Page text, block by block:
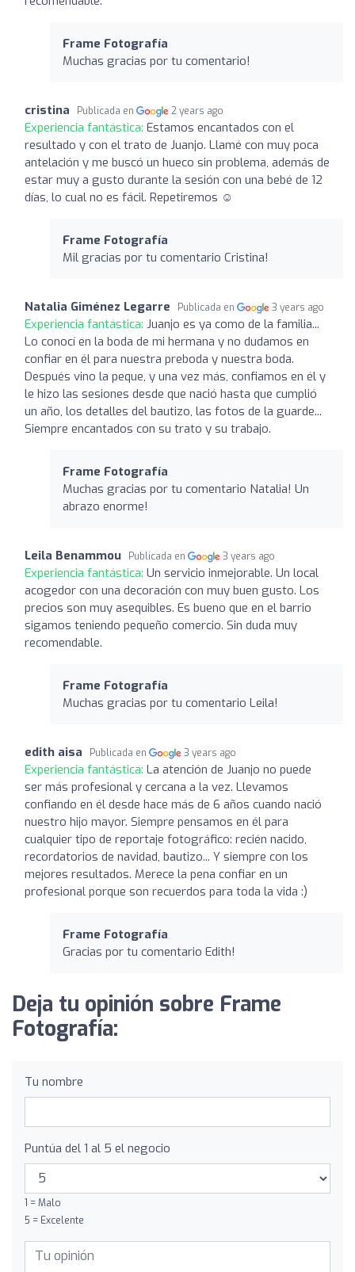
Frame Fotografía
Muchas gracias por tu comentario!
cristina Publicada en 2 years ago
Experiencia fantástica: Estamos encantados con el
resultado y con el trato de Juanjo. Llamé con muy poca
antelación y me buscó un hueco sin problema, además de
estar muy a gusto durante la sesión con una bebé de 12
días, lo cual no es fácil. Repetiremos ☺️
Frame Fotografía
Mil gracias por tu comentario Cristina!
Natalia Giménez Legarre Publicada en 3 years ago
Experiencia fantástica: Juanjo es ya como de la familia...
Lo conocí en la boda de mi hermana y no dudamos en
confiar en él para nuestra preboda y nuestra boda.
Después vino la peque, y una vez más, confiamos en él y
le hizo las sesiones desde que nació hasta que cumplió
un año, los detalles del bautizo, las fotos de la guarde...
Siempre encantados con su trato y su trabajo.
Frame Fotografía
Muchas gracias por tu comentario Natalia! Un
abrazo enorme!
Leila Benammou Publicada en 3 years ago
Experiencia fantástica: Un servicio inmejorable. Un local
acogedor con una decoración con muy buen gusto. Los
precios son muy asequibles. Es bueno que en el barrio
sigamos teniendo pequeño comercio. Sin duda muy
recomendable.
Frame Fotografía
Muchas gracias por tu comentario Leila!
edith aisa Publicada en 3 years ago
Experiencia fantástica: La atención de Juanjo no puede
ser más profesional y cercana a la vez. Llevamos
confiando en él desde hace más de 6 años cuando nació
nuestro hijo mayor. Siempre pensamos en él para
cualquier tipo de reportaje fotográfico: recién nacido,
recordatorios de navidad, bautizo... Y siempre con los
mejores resultados. Merece la pena confiar en un
profesional porque son recuerdos para toda la vida :)
Frame Fotografía
Gracias por tu comentario Edith!
Deja tu opinión sobre Frame
Fotografía:
Tu nombre
Puntúa del 1 al 5 el negocio
1 = Malo
5 = Excelente